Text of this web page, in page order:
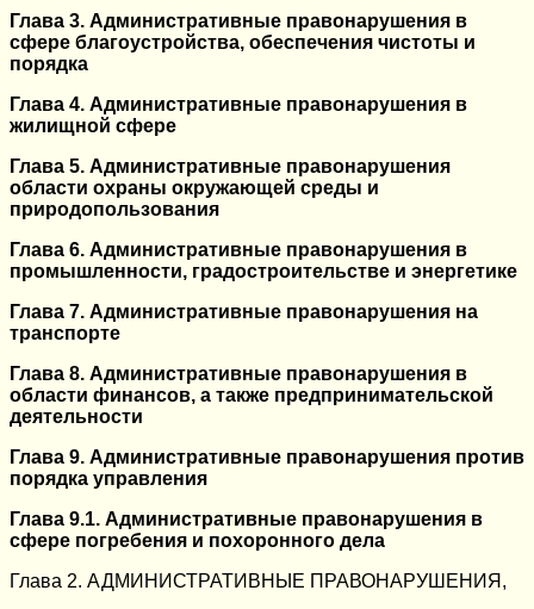
Глава 3. Административные правонарушения в
сфере благоустройства, обеспечения чистоты и
порядка
Глава 4. Административные правонарушения в
жилищной сфере
Глава 5. Административные правонарушения
области охраны окружающей среды и
природопользования
Глава 6. Административные правонарушения в
промышленности, градостроительстве и энергетике
Глава 7. Административные правонарушения на
транспорте
Глава 8. Административные правонарушения в
области финансов, а также предпринимательской
деятельности
Глава 9. Административные правонарушения против
порядка управления
Глава 9.1. Административные правонарушения в
сфере погребения и похоронного дела
Глава 2. АДМИНИСТРАТИВНЫЕ ПРАВОНАРУШЕНИЯ,